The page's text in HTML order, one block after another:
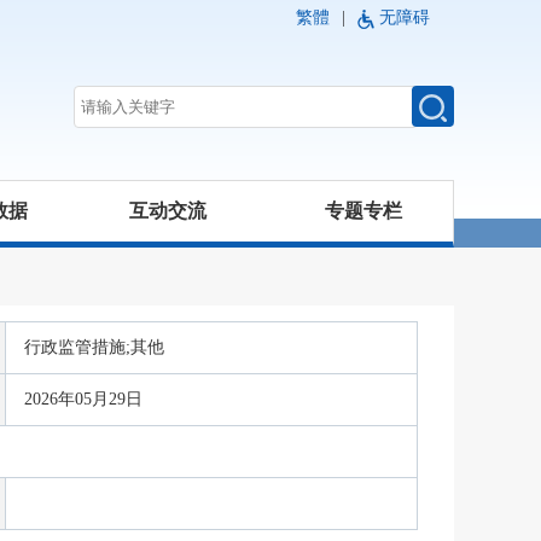
繁體 无障碍
据 互动交流 专题专栏
行政监管措施;其他
2026年05月29日